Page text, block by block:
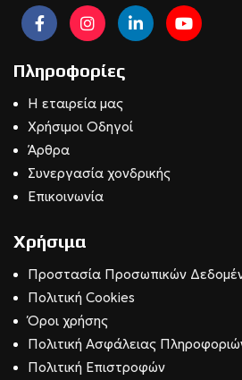
Πληροφορίες
Η εταιρεία μας
Χρήσιμοι Οδηγοί
Άρθρα
Συνεργασία χονδρικής
Επικοινωνία
Χρήσιμα
Προστασία Προσωπικών
Πολιτική Cookies
Όροι χρήσης
Πολιτική Ασφάλειας
Πολιτική Επιστροφών